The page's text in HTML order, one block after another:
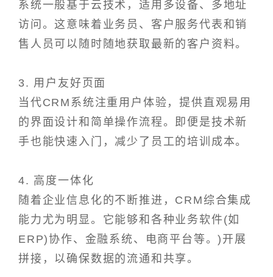
系统一般基于云技术，适用多设备、多地址
访问。这意味着业务员、客户服务代表和销
售人员可以随时随地获取最新的客户资料。
3. 用户友好页面
当代CRM系统注重用户体验，提供直观易用
的界面设计和简单操作流程。即便是技术新
手也能快速入门，减少了员工的培训成本。
4. 高度一体化
随着企业信息化的不断推进，CRM综合集成
能力尤为明显。它能够和各种业务软件(如
ERP)协作、金融系统、电商平台等。)开展
拼接，以确保数据的流通和共享。